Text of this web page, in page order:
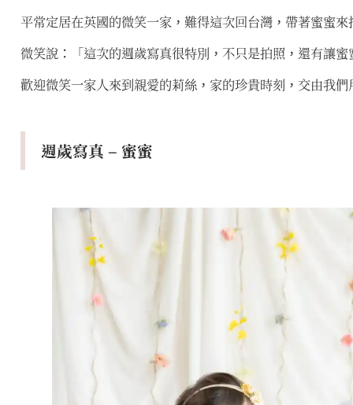
平常定居在英國的微笑一家，難得這次回台灣，帶著蜜蜜
微笑說：「這次的週歲寫真很特別，不只是拍照，還有讓
歡迎微笑一家人來到親愛的莉絲，家的珍貴時刻，交由我
週歲寫真 – 蜜蜜